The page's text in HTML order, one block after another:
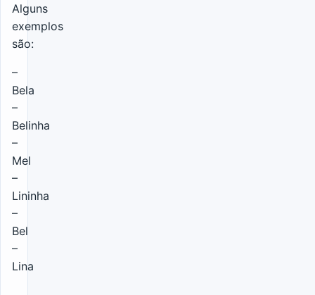
Alguns
exemplos
são:
–
Bela
–
Belinha
–
Mel
–
Lininha
–
Bel
–
Lina